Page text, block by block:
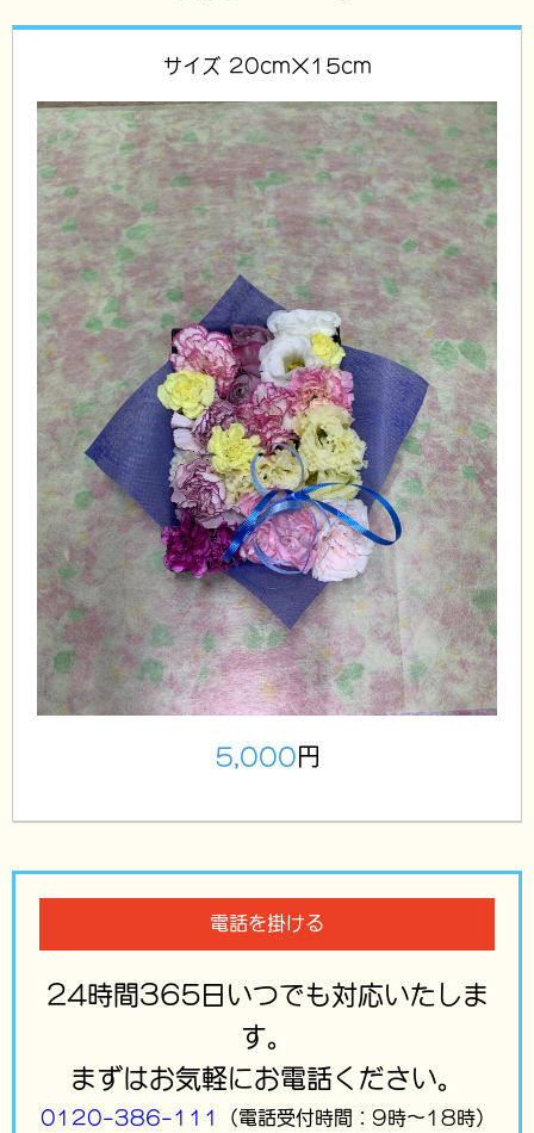
サイズ 20cm×15cm
5,000 円
電話を掛ける
24時間365日いつでも対応いたしま
す。
まずはお気軽にお電話ください。
0120-386-111 （電話受付時間：9時～18時）